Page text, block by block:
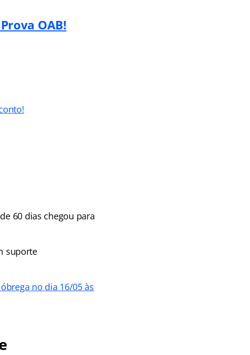
OAB!
60 dias chegou para
suporte
no dia 16/05 às